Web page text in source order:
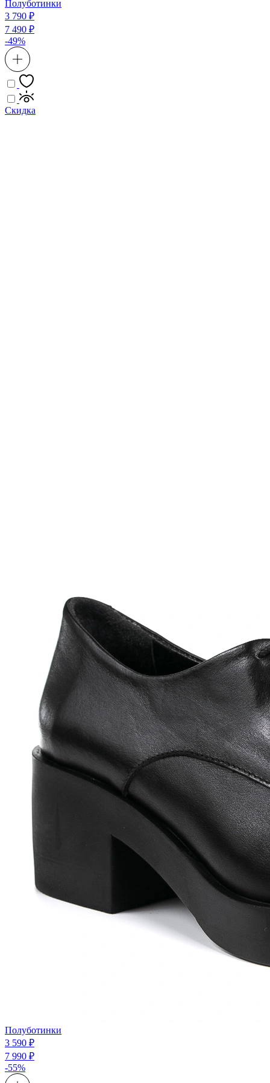
Полуботинки
3 790 ₽
7 490 ₽
-49%
Скидка
Полуботинки
3 590 ₽
7 990 ₽
-55%